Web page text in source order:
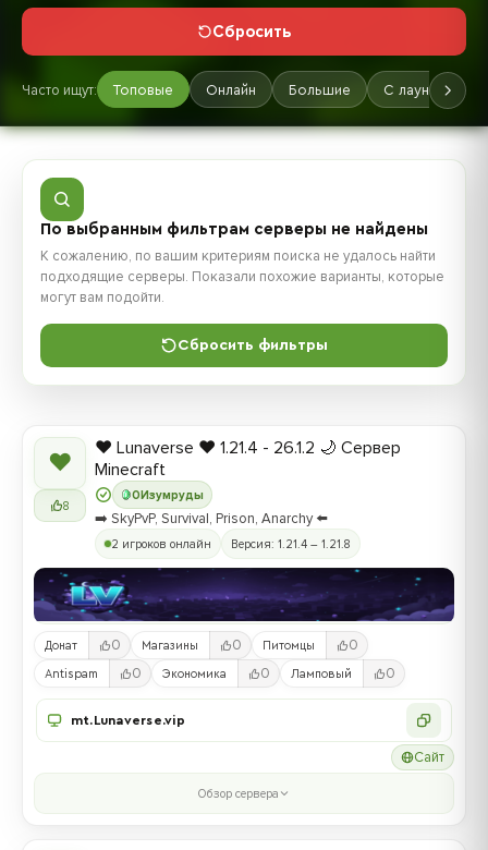
Сбросить
Часто ищут: Топовые Онлайн Большие С лаунчером
По выбранным фильтрам серверы не найдены
К сожалению, по вашим критериям поиска не удалось найти
подходящие серверы. Показали похожие варианты, которые
могут вам подойти.
Сбросить фильтры
❤
8
0Изумруды
❤️ Lunaverse ❤️ 1.21.4 - 26.1.2 🌙 Сервер
Minecraft
➡️ SkyPvP, Survival, Prison, Anarchy ⬅️
2 игроков онлайн Версия: 1.21.4 – 1.21.8
Донат 0 Магазины 0 Питомцы 0
Antispam 0 Экономика 0 Ламповый 0
mt.Lunaverse.vip
Сайт
Обзор сервера